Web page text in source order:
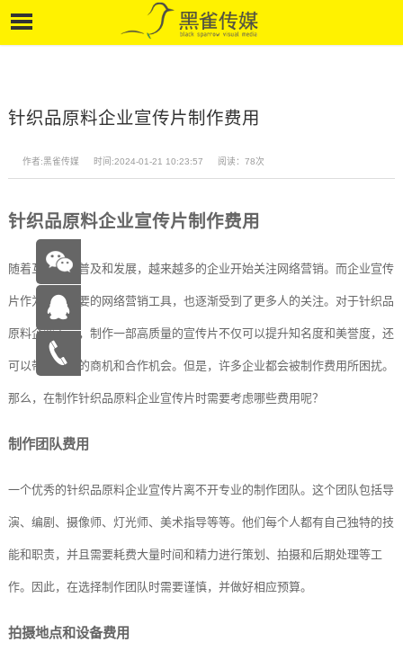
针织品原料企业宣传片制作费用
作者:黑雀传媒 时间:2024-01-21 10:23:57 阅读：78次
针织品原料企业宣传片制作费用
随着互联网的普及和发展，越来越多的企业开始关注网络营销。而企业宣传
片作为一种重要的网络营销工具，也逐渐受到了更多人的关注。对于针织品
原料企业而言，制作一部高质量的宣传片不仅可以提升知名度和美誉度，还
可以带来更多的商机和合作机会。但是，许多企业都会被制作费用所困扰。
那么，在制作针织品原料企业宣传片时需要考虑哪些费用呢？
制作团队费用
一个优秀的针织品原料企业宣传片离不开专业的制作团队。这个团队包括导
演、编剧、摄像师、灯光师、美术指导等等。他们每个人都有自己独特的技
能和职责，并且需要耗费大量时间和精力进行策划、拍摄和后期处理等工
作。因此，在选择制作团队时需要谨慎，并做好相应预算。
拍摄地点和设备费用
在线咨
询
15262683263